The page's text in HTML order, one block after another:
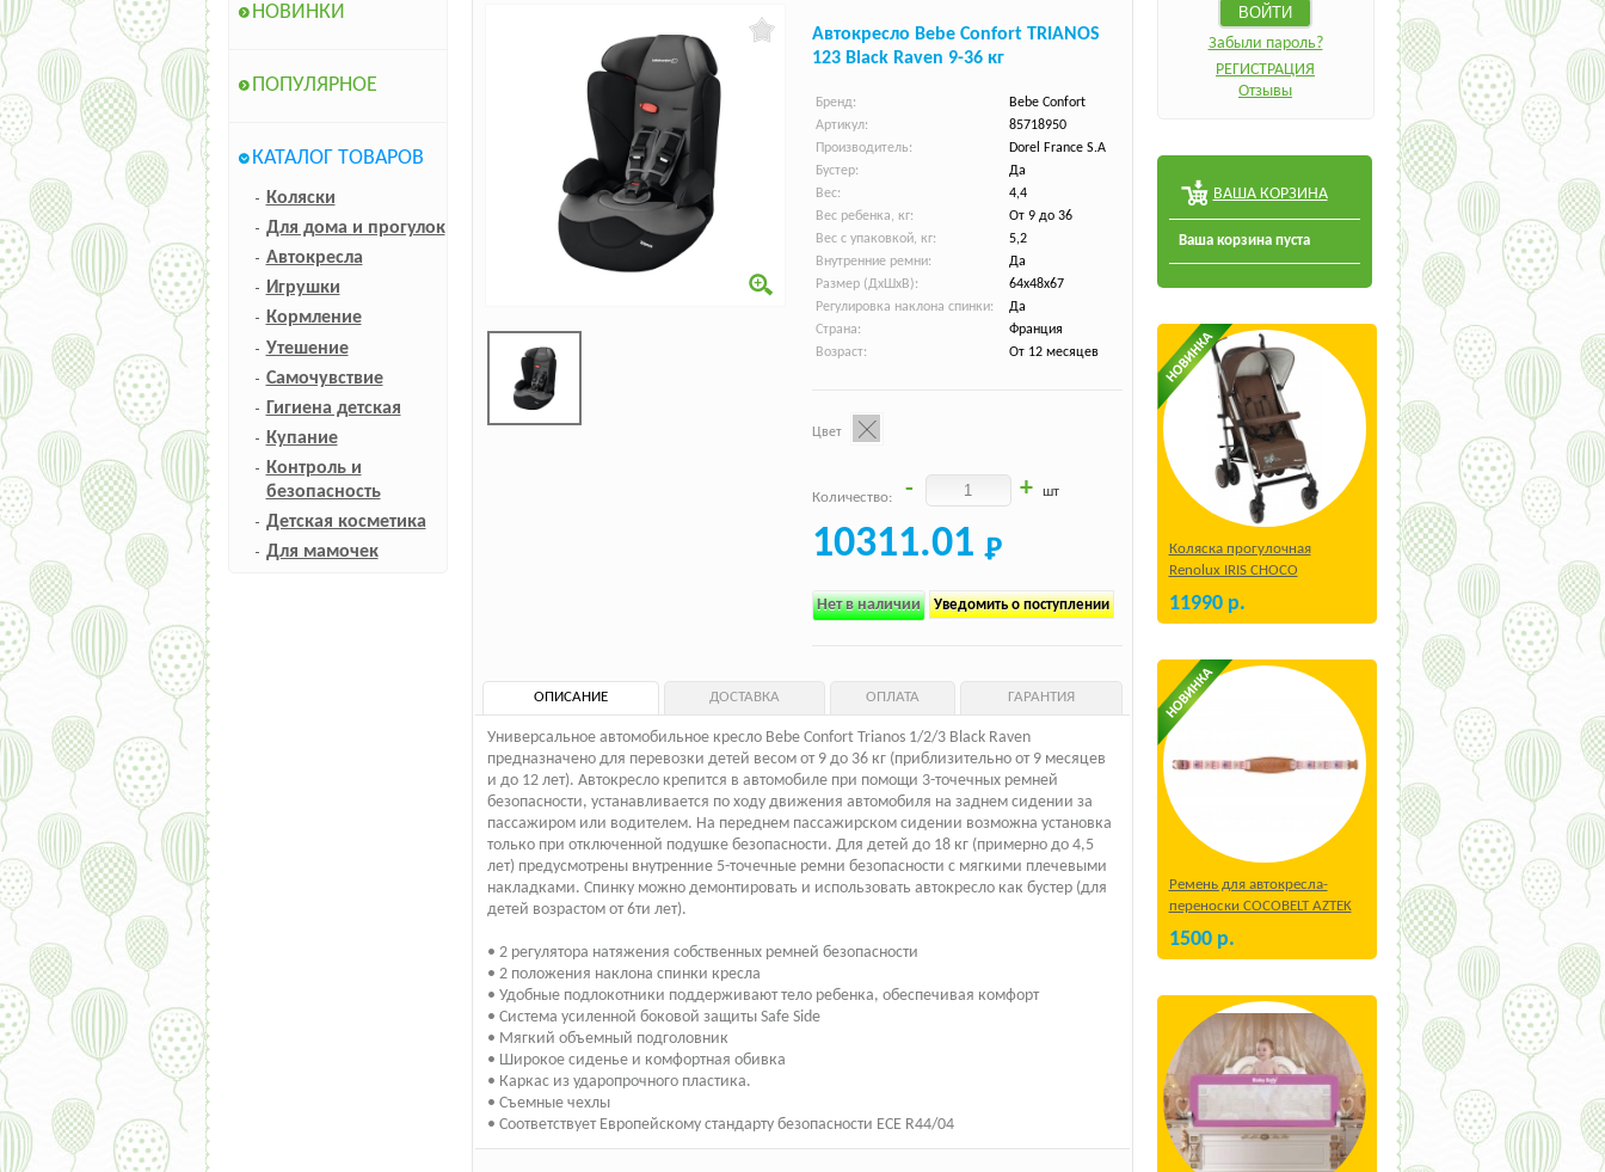
НОВИНКИ
ПОПУЛЯРНОЕ
КАТАЛОГ ТОВАРОВ
Коляски
Для дома и прогулок
Автокресла
Игрушки
Кормление
Утешение
Самочувствие
Гигиена детская
Купание
Контроль и
безопасность
Детская косметика
Для мамочек
Автокресло Bebe Confort TRIANOS
123 Black Raven 9-36 кг
Бренд:
Bebe Confort
Артикул:
85718950
Производитель:
Dorel France S.A
Бустер:
Да
Вес:
4,4
Вес ребенка, кг:
От 9 до 36
Вес с упаковкой, кг:
5,2
Внутренние ремни:
Да
Размер (ДхШхВ):
64х48х67
Регулировка наклона спинки:
Да
Страна:
Франция
Возраст:
От 12 месяцев
Цвет
Количество: - + шт
10311.01
Нет в наличии Уведомить о поступлении
ОПИСАНИЕ ДОСТАВКА ОПЛАТА ГАРАНТИЯ
Универсальное автомобильное кресло Bebe Confort Trianos 1/2/3 Black Raven
предназначено для перевозки детей весом от 9 до 36 кг (приблизительно от 9 месяцев
и до 12 лет). Автокресло крепится в автомобиле при помощи 3-точечных ремней
безопасности, устанавливается по ходу движения автомобиля на заднем сидении за
пассажиром или водителем. На переднем пассажирском сидении возможна установка
только при отключенной подушке безопасности. Для детей до 18 кг (примерно до 4,5
лет) предусмотрены внутренние 5-точечные ремни безопасности с мягкими плечевыми
накладками. Спинку можно демонтировать и использовать автокресло как бустер (для
детей возрастом от 6ти лет).
• 2 регулятора натяжения собственных ремней безопасности
• 2 положения наклона спинки кресла
• Удобные подлокотники поддерживают тело ребенка, обеспечивая комфорт
• Система усиленной боковой защиты Safe Side
• Мягкий объемный подголовник
• Широкое сиденье и комфортная обивка
• Каркас из ударопрочного пластика.
• Съемные чехлы
• Соответствует Европейскому стандарту безопасности ЕСЕ R44/04
Забыли пароль?
РЕГИСТРАЦИЯ
Отзывы
ВАША КОРЗИНА
Ваша корзина пуста
Коляска прогулочная
Renolux IRIS CHOCO
11990 р.
Ремень для автокресла-
переноски COCOBELT AZTEK
1500 р.